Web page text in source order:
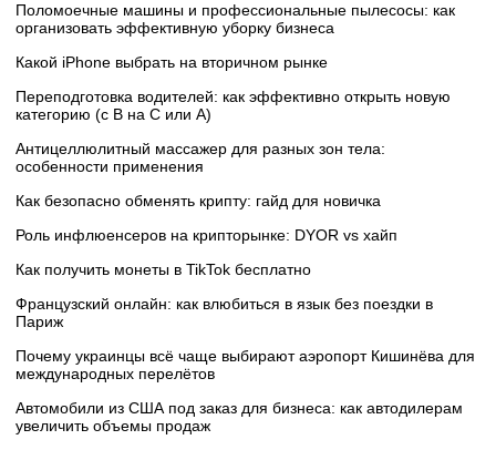
Поломоечные машины и профессиональные пылесосы: как
организовать эффективную уборку бизнеса
Какой iPhone выбрать на вторичном рынке
Переподготовка водителей: как эффективно открыть новую
категорию (с B на C или А)
Антицеллюлитный массажер для разных зон тела:
особенности применения
Как безопасно обменять крипту: гайд для новичка
Роль инфлюенсеров на крипторынке: DYOR vs хайп
Как получить монеты в TikTok бесплатно
Французский онлайн: как влюбиться в язык без поездки в
Париж
Почему украинцы всё чаще выбирают аэропорт Кишинёва для
международных перелётов
Автомобили из США под заказ для бизнеса: как автодилерам
увеличить объемы продаж